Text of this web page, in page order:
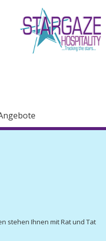
stehen Ihnen mit Rat und Tat